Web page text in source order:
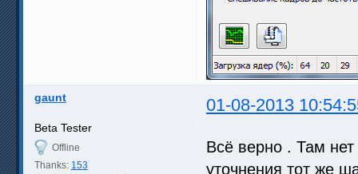
gaunt 01-08-2013
Beta Tester
Offline
Thanks: 153
Всё верно . Там
уточнения тот же